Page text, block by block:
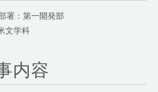
：第一開発部
文学科
内容